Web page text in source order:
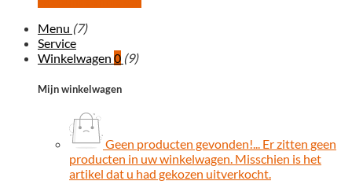
Menu (7)
Service
Winkelwagen 0 (9)
Mijn winkelwagen
Geen producten gevonden!... Er zitten geen
producten in uw winkelwagen. Misschien is het
artikel dat u had gekozen uitverkocht.